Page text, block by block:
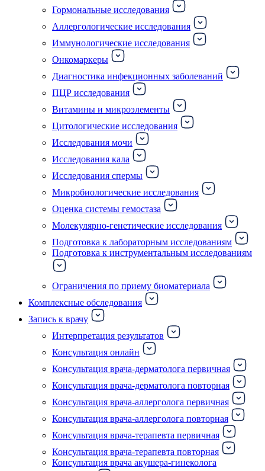
Гормональные исследования
Аллергологические исследования
Иммунологические исследования
Онкомаркеры
Диагностика инфекционных заболеваний
ПЦР исследования
Витамины и микроэлементы
Цитологические исследования
Исследования мочи
Исследования кала
Исследования спермы
Микробиологические исследования
Оценка системы гемостаза
Молекулярно-генетические исследования
Подготовка к лабораторным исследованиям
Подготовка к инструментальным исследованиям
Ограничения по приему биоматериала
Комплексные обследования
Запись к врачу
Интерпретация результатов
Консультация онлайн
Консультация врача-дерматолога первичная
Консультация врача-дерматолога повторная
Консультация врача-аллерголога первичная
Консультация врача-аллерголога повторная
Консультация врача-терапевта первичная
Консультация врача-терапевта повторная
Консультация врача акушера-гинеколога